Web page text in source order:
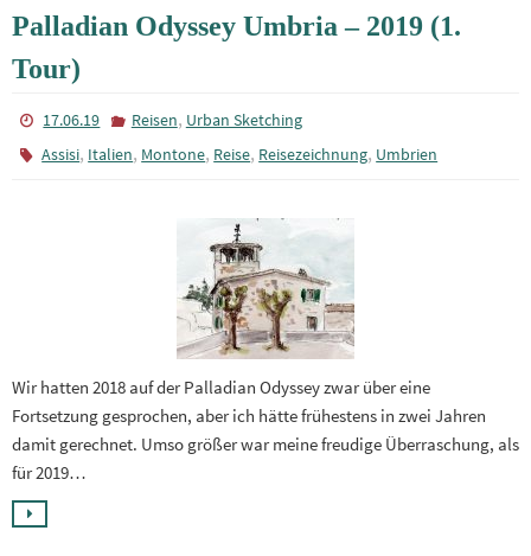
Palladian Odyssey Umbria – 2019 (1.
Tour)
17.06.19 Reisen, Urban Sketching
Assisi, Italien, Montone, Reise, Reisezeichnung, Umbrien
Wir hatten 2018 auf der Palladian Odyssey zwar über eine
Fortsetzung gesprochen, aber ich hätte frühestens in zwei Jahren
damit gerechnet. Umso größer war meine freudige Überraschung, als
für 2019…